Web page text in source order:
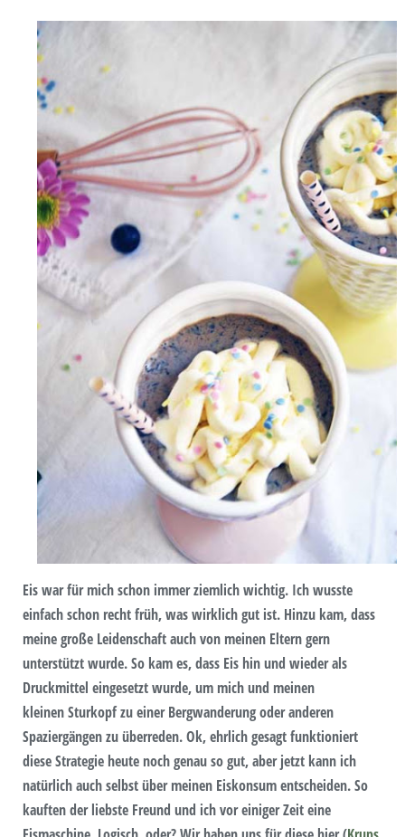
Eis war für mich schon immer ziemlich wichtig. Ich wusste
einfach schon recht früh, was wirklich gut ist. Hinzu kam, dass
meine große Leidenschaft auch von meinen Eltern gern
unterstützt wurde. So kam es, dass Eis hin und wieder als
Druckmittel eingesetzt wurde, um mich und meinen
kleinen Sturkopf zu einer Bergwanderung oder anderen
Spaziergängen zu überreden. Ok, ehrlich gesagt funktioniert
diese Strategie heute noch genau so gut, aber jetzt kann ich
natürlich auch selbst über meinen Eiskonsum entscheiden. So
kauften der liebste Freund und ich vor einiger Zeit eine